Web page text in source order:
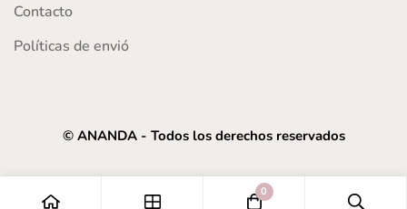
Contacto
Políticas de envió
© ANANDA - Todos los derechos reservados
0